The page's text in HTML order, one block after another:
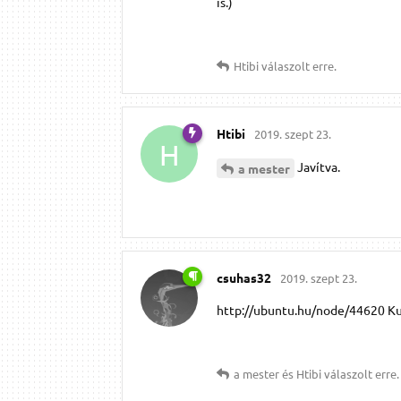
Htibiválaszolt erre.
H
Htibi 2019. szept 23.
a mester Javítva.
csuhas32 2019. szept 23.
http://ubuntu.hu/node/44620
a mesterés Htibiválaszolt erre.